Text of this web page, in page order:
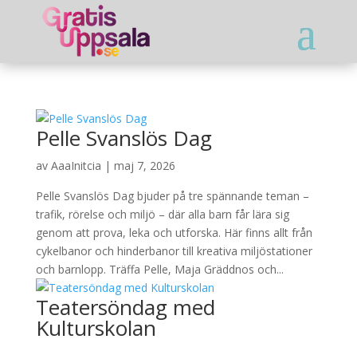
Pelle Svanslös Dag
av AaaInitcia | maj 7, 2026
Pelle Svanslös Dag bjuder på tre spännande teman –
trafik, rörelse och miljö – där alla barn får lära sig
genom att prova, leka och utforska. Här finns allt från
cykelbanor och hinderbanor till kreativa miljöstationer
och barnlopp. Träffa Pelle, Maja Gräddnos och...
Teatersöndag med
Kulturskolan